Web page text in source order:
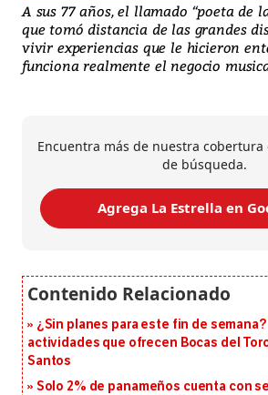
A sus 77 años, el llamado “poeta de
que tomó distancia de las grandes
vivir experiencias que le hicieron
funciona realmente el negocio
Encuentra más de nuestra cobertura
de búsqueda.
Agrega La Estrella en
¿Sin planes para este fin de
actividades que ofrecen Bocas del
Santos
Solo 2% de panameños cuenta con